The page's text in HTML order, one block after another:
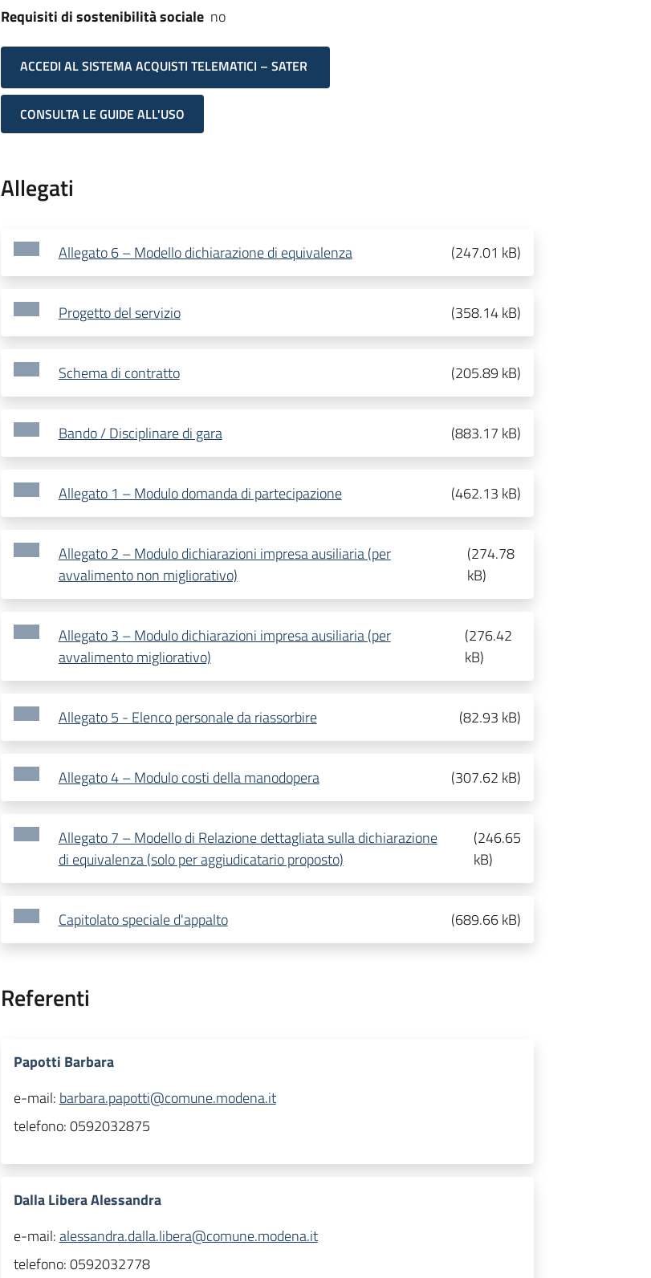
Requisiti di sostenibilità sociale no
ACCEDI AL SISTEMA ACQUISTI TELEMATICI – SATER
CONSULTA LE GUIDE ALL'USO
Allegati
Allegato 6 – Modello dichiarazione di equivalenza (247.01 kB)
Progetto del servizio (358.14 kB)
Schema di contratto (205.89 kB)
Bando / Disciplinare di gara (883.17 kB)
Allegato 1 – Modulo domanda di partecipazione (462.13 kB)
Allegato 2 – Modulo dichiarazioni impresa ausiliaria (per
avvalimento non migliorativo)
(274.78
kB)
Allegato 3 – Modulo dichiarazioni impresa ausiliaria (per
avvalimento migliorativo)
(276.42
kB)
Allegato 5 - Elenco personale da riassorbire (82.93 kB)
Allegato 4 – Modulo costi della manodopera (307.62 kB)
Allegato 7 – Modello di Relazione dettagliata sulla dichiarazione
di equivalenza (solo per aggiudicatario proposto)
(246.65
kB)
Capitolato speciale d'appalto (689.66 kB)
Referenti
Papotti Barbara
e-mail: barbara.papotti@comune.modena.it
telefono:0592032875
Dalla Libera Alessandra
e-mail:alessandra.dalla.libera@comune.modena.it
telefono:0592032778